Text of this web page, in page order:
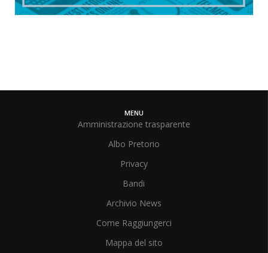
MENU
Amministrazione trasparente
Albo Pretorio
Privacy
Bandi
Archivio News
Come Raggiungerci
Mappa del sito